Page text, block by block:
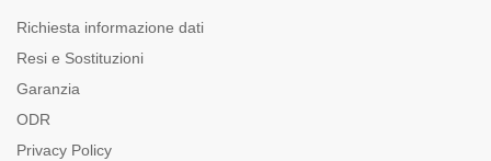
Richiesta informazione dati
Resi e Sostituzioni
Garanzia
ODR
Privacy Policy